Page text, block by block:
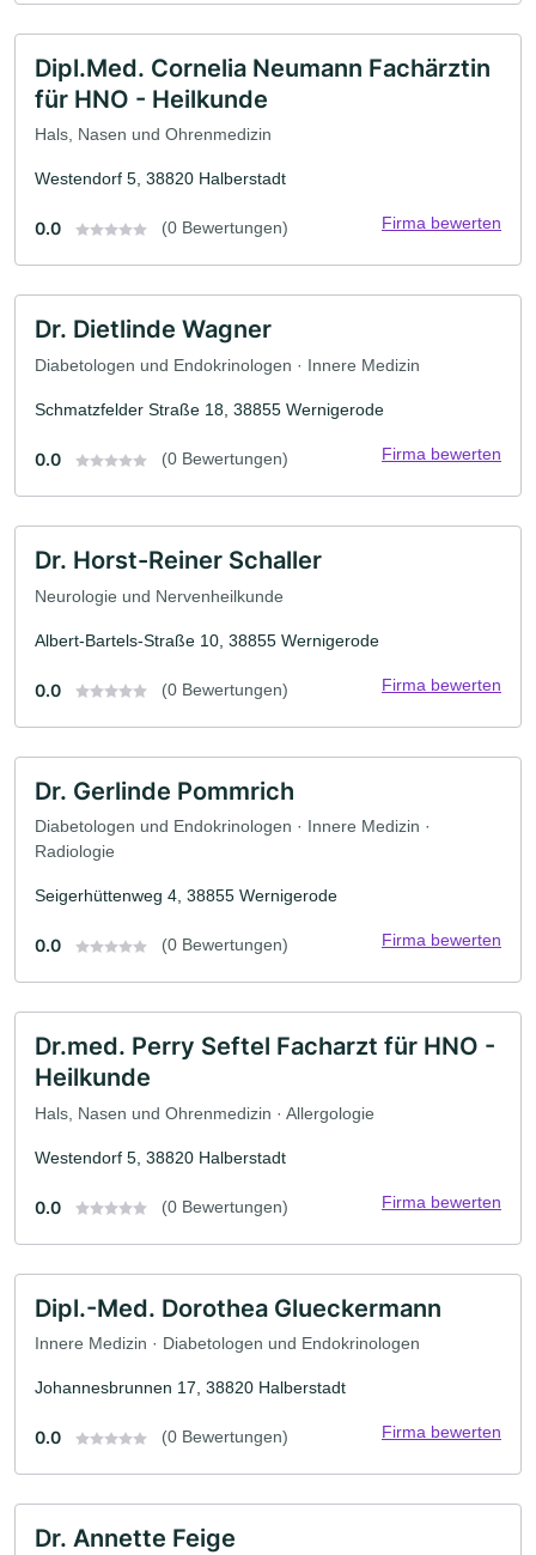
Dipl.Med. Cornelia Neumann Fachärztin
für HNO - Heilkunde
Hals, Nasen und Ohrenmedizin
Westendorf 5, 38820 Halberstadt
0.0 (0 Bewertungen) Firma bewerten
Dr. Dietlinde Wagner
Diabetologen und Endokrinologen · Innere Medizin
Schmatzfelder Straße 18, 38855 Wernigerode
0.0 (0 Bewertungen) Firma bewerten
Dr. Horst-Reiner Schaller
Neurologie und Nervenheilkunde
Albert-Bartels-Straße 10, 38855 Wernigerode
0.0 (0 Bewertungen) Firma bewerten
Dr. Gerlinde Pommrich
Diabetologen und Endokrinologen · Innere Medizin ·
Radiologie
Seigerhüttenweg 4, 38855 Wernigerode
0.0 (0 Bewertungen) Firma bewerten
Dr.med. Perry Seftel Facharzt für HNO -
Heilkunde
Hals, Nasen und Ohrenmedizin · Allergologie
Westendorf 5, 38820 Halberstadt
0.0 (0 Bewertungen) Firma bewerten
Dipl.-Med. Dorothea Glueckermann
Innere Medizin · Diabetologen und Endokrinologen
Johannesbrunnen 17, 38820 Halberstadt
0.0 (0 Bewertungen) Firma bewerten
Dr. Annette Feige